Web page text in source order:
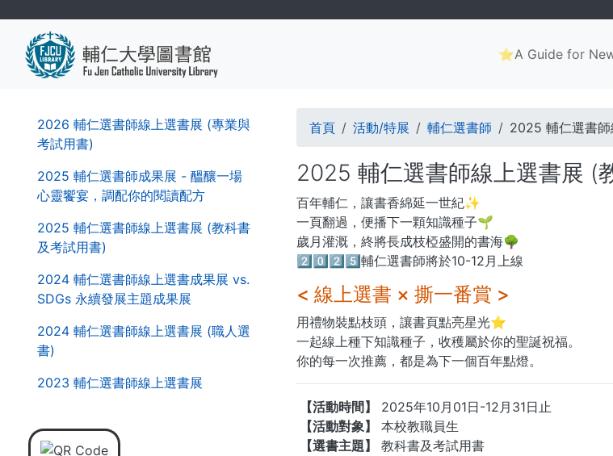
Main
navigation
⭐A Guide for
第
二
層
導
覽
2026 輔仁選書師線上選書展 (專業與
考試用書)
2025 輔仁選書師成果展 - 醞釀一場
心靈饗宴，調配你的閱讀配方
2025 輔仁選書師線上選書展 (教科書
及考試用書)
2024 輔仁選書師線上選書成果展 vs.
SDGs 永續發展主題成果展
2024 輔仁選書師線上選書展 (職人選
書)
2023 輔仁選書師線上選書展
導
連
結
首頁 活動/特展 輔仁選書師 2025 輔仁選書
2025 輔仁選書師線上選書展 (
百年輔仁，讓書香綿延一世紀✨
一頁翻過，便播下一顆知識種子🌱
歲月灌溉，終將長成枝椏盛開的書海🌳
2️⃣0️⃣2️⃣5️⃣輔仁選書師將於10-12月上線
< 線上選書 × 撕一番賞 >
用禮物裝點枝頭，讓書頁點亮星光⭐
一起線上種下知識種子，收穫屬於你的聖誕祝福。
你的每一次推薦，都是為下一個百年點燈。
【活動時間】
2025年10月01日-12月31日止
【活動對象】
本校教職員生
【選書主題】
教科書及考試用書